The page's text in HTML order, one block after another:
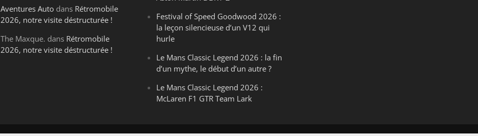
Aventures Auto dans Rétromobile
2026, notre visite déstructurée !
The Maxque. dans Rétromobile
2026, notre visite déstructurée !
Festival of Speed Goodwood 2026 :
la leçon silencieuse d’un V12 qui
hurle
Le Mans Classic Legend 2026 : la fin
d’un mythe, le début d’un autre ?
Le Mans Classic Legend 2026 :
McLaren F1 GTR Team Lark